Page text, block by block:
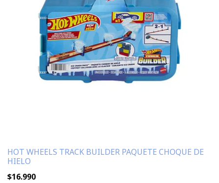
HOT WHEELS TRACK BUILDER PAQUETE CHOQUE DE
HIELO
$16.990